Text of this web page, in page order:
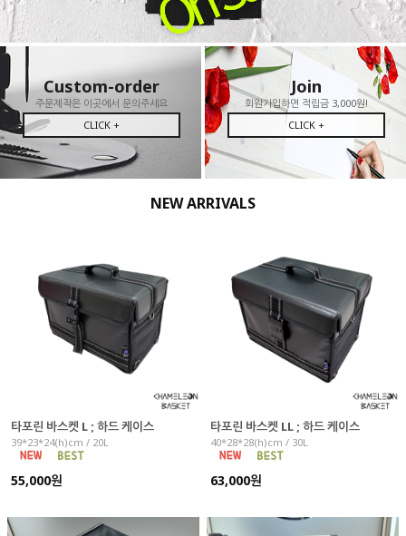
Custom-order
주문제작은 이곳에서 문의주세요
CLICK +
Join
회원가입하면 적립금 3,000원!
CLICK +
NEW ARRIVALS
타포린 바스켓 L ; 하드 케이스
39*23*24(h)cm / 20L
55,000원
타포린 바스켓 LL ; 하드 케이스
40*28*28(h)cm / 30L
63,000원